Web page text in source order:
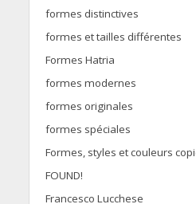
formes distinctives
formes et tailles différentes
Formes Hatria
formes modernes
formes originales
formes spéciales
Formes, styles et couleurs
FOUND!
Francesco Lucchese